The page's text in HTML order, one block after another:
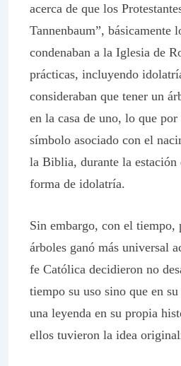
acerca de que los
Tannenbaum”, básicamente
condenaban a la Iglesia de
prácticas, incluyendo
consideraban que tener un
en la casa de uno, lo que por
símbolo asociado con el
la Biblia, durante la estación
forma de idolatría.
Sin embargo, con el tiempo,
árboles ganó más universal
fe Católica decidieron no
tiempo su uso sino que en
una leyenda en su propia
ellos tuvieron la idea